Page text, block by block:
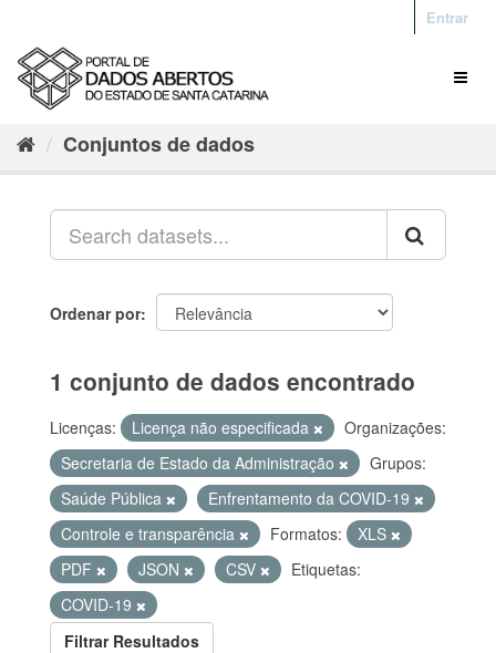
Entrar
Conjuntos de dados
Ordenar por
1 conjunto de dados encontrado
Licenças: Licença não especificada
Organizações:
Secretaria de Estado da Administração
Grupos:
Saúde Pública
Enfrentamento da COVID-19
Controle e transparência
Formatos:
XLS
PDF
JSON CSV
Etiquetas:
COVID-19
Filtrar Resultados